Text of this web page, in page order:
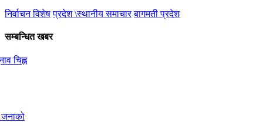
निर्वाचन विशेष प्रदेश \स्थानीय समाचार बागमती प्रदेश
सम्बन्धित खबर